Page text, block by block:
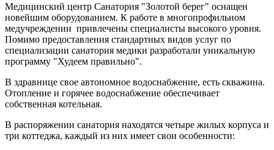
Медицинский центр Санатория "Золотой берег" оснащен
новейшим оборудованием. К работе в многопрофильном
медучреждении привлечены специалисты высокого уровня.
Помимо предоставления стандартных видов услуг по
специализации санатория медики разработали уникальную
программу "Худеем правильно".
В здравнице свое автономное водоснабжение, есть скважина.
Отопление и горячее водоснабжение обеспечивает
собственная котельная.
В распоряжении санатория находятся четыре жилых корпуса и
три коттеджа, каждый из них имеет свои особенности: